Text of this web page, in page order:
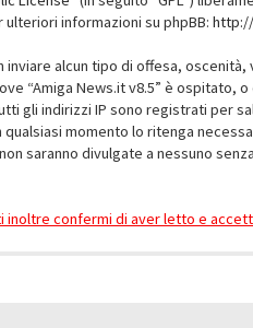
ulteriori informazioni su phpBB:
inviare alcun tipo di offesa,
“Amiga News.it v8.5” è ospitato,
gli indirizzi IP sono registrati per
qualsiasi momento lo ritenga
saranno divulgate a nessuno
inoltre confermi di aver letto e